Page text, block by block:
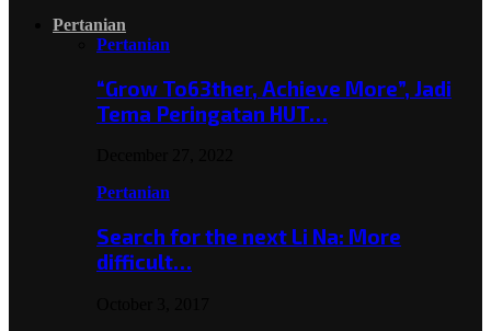
Pertanian
Pertanian
“Grow To63ther, Achieve More”, Jadi
Tema Peringatan HUT…
Pertanian
Search for the next Li Na: More
difficult…